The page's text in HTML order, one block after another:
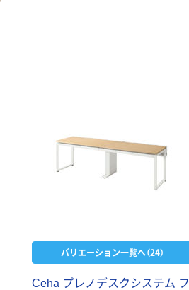
バリエーション一覧へ（24）
Ceha プレノデスクシステム フ